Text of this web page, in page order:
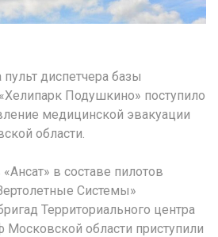
диспетчера базы
Подушкино» поступило
медицинской эвакуации
области.
в составе пилотов
Системы»
Территориального центра
области приступили